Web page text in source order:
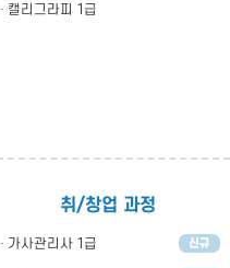
· 캘리그라피 1급
취/창업 과정
· 가사관리사 1급